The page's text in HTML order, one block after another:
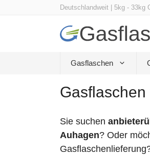
Deutschlandweit | 5kg - 33kg
Gasflaschen
Sie suchen
Auhagen? Oder